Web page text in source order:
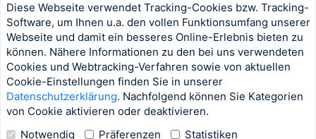
Diese Webseite verwendet Tracking-Cookies bzw. Tracking-
Software, um Ihnen u.a. den vollen Funktionsumfang unserer
Webseite und damit ein besseres Online-Erlebnis bieten zu
können. Nähere Informationen zu den bei uns verwendeten
Cookies und Webtracking-Verfahren sowie von aktuellen
Cookie-Einstellungen finden Sie in unserer
Datenschutzerklärung. Nachfolgend können Sie Kategorien
von Cookie aktivieren oder deaktivieren.
Notwendig
Präferenzen Statistiken